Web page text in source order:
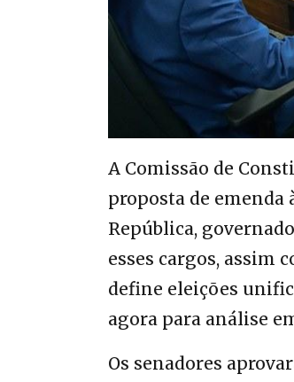
A Comissão de
proposta de emenda
República,
esses cargos, assim
define eleições
agora para análise
Os senadores